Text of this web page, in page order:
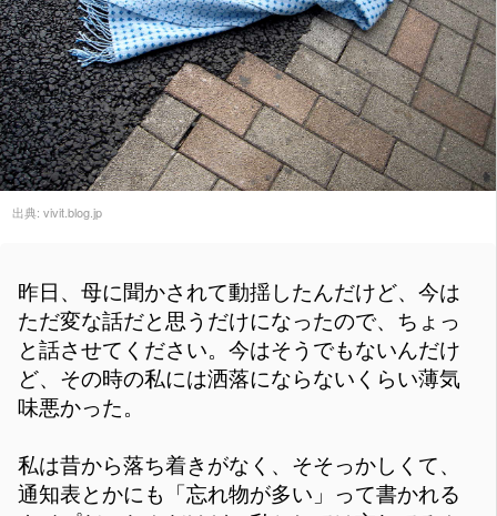
出典: vivit.blog.jp
昨日、母に聞かされて動揺したんだけど、今は
ただ変な話だと思うだけになったので、ちょっ
と話させてください。今はそうでもないんだけ
ど、その時の私には洒落にならないくらい薄気
味悪かった。
私は昔から落ち着きがなく、そそっかしくて、
通知表とかにも「忘れ物が多い」って書かれる